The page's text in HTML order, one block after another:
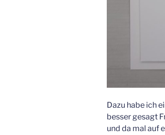
Dazu habe ich
besser gesagt
und da mal auf